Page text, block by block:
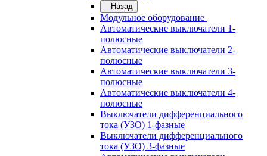
Назад
Модульное оборудование
Автоматические выключатели 1-
полюсные
Автоматические выключатели 2-
полюсные
Автоматические выключатели 3-
полюсные
Автоматические выключатели 4-
полюсные
Выключатели дифференциального
тока (УЗО) 1-фазные
Выключатели дифференциального
тока (УЗО) 3-фазные